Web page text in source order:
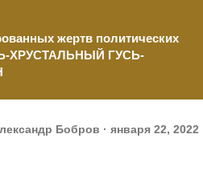
жертв политических
ХРУСТАЛЬНЫЙ ГУСЬ-
Бобров января 22, 2022